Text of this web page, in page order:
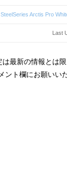
SteelSeries Arctis Pro
Last
最新の情報とは
ント欄にお願いい